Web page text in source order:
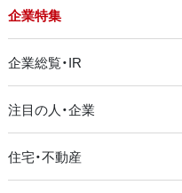
企業特集
企業総覧・IR
注目の人・企業
住宅・不動産